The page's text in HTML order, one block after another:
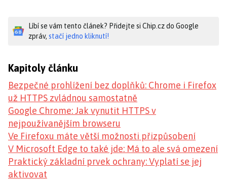
Líbí se vám tento článek? Přidejte si Chip.cz do Google
zpráv, stačí jedno kliknutí!
Kapitoly článku
Bezpečné prohlížení bez doplňků: Chrome i Firefox
už HTTPS zvládnou samostatně
Google Chrome: Jak vynutit HTTPS v
nejpoužívanějším browseru
Ve Firefoxu máte větší možnosti přizpůsobení
V Microsoft Edge to také jde: Má to ale svá omezení
Praktický základní prvek ochrany: Vyplatí se jej
aktivovat